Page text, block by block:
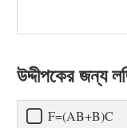
উদ্দীপকের জন্য
F=(AB+B)C